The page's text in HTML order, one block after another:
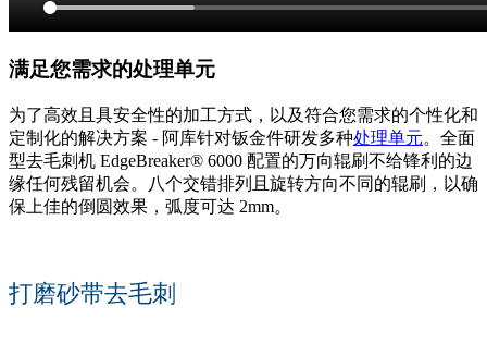
满足您需求的处理单元
为了高效且具安全性的加工方式，以及符合您需求的个性化和
定制化的解决方案 - 阿库针对钣金件研发多种处理单元。全面
型去毛刺机 EdgeBreaker® 6000 配置的万向辊刷不给锋利的边
缘任何残留机会。八个交错排列且旋转方向不同的辊刷，以确
保上佳的倒圆效果，弧度可达 2mm。
打磨砂带去毛刺